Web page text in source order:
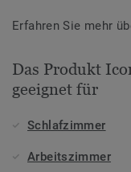
Erfahren Sie mehr
Das Produkt
geeignet für
Schlafzimmer
Arbeitszimmer